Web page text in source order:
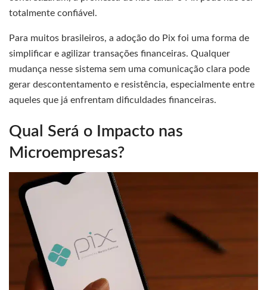
totalmente confiável.
Para muitos brasileiros, a adoção do Pix foi uma forma de
simplificar e agilizar transações financeiras. Qualquer
mudança nesse sistema sem uma comunicação clara pode
gerar descontentamento e resistência, especialmente entre
aqueles que já enfrentam dificuldades financeiras.
Qual Será o Impacto nas
Microempresas?